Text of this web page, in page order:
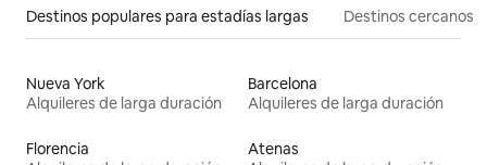
Destinos populares para estadías largas Destinos cercanos
Nueva York
Alquileres de larga duración
Barcelona
Alquileres de larga duración
Florencia
Atenas